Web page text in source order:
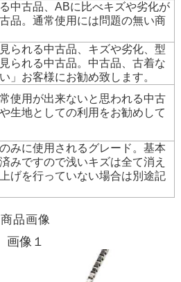
中古品、ABに比べキズや劣化が
品。通常使用には問題の無い商
られる中古品、キズや劣化、型
られる中古品。中古品、古着な
」お客様にお勧め致します。
使用が出来ないと思われる中古
生地としての利用をお勧めして
みに使用されるグレード。基本
みですので浅いキズは全て消え
げを行っていない場合は別途記
商品画像
画像１